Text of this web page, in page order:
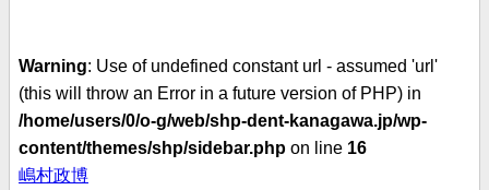
Warning: Use of undefined constant url - assumed 'url'
(this will throw an Error in a future version of PHP) in
/home/users/0/o-g/web/shp-dent-kanagawa.jp/wp-
content/themes/shp/sidebar.php on line 16
嶋村政博